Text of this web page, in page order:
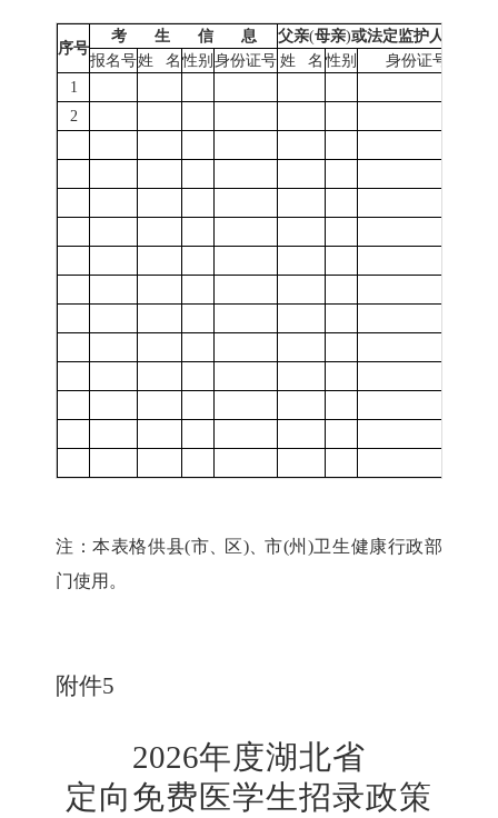
序号
考 生 信 息 父亲(母亲)或法定监护人信息
报名号姓 名 性别 身份证号 姓 名 性别
身份证号
1
2
注：本表格供县(市 区)、 市(州)卫生健康行政部
门使用。
附件5
2026年度湖北省
定向免费医学生招录政策